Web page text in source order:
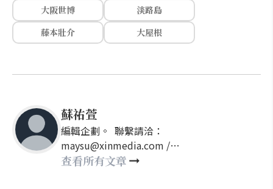
大阪世博
淡路島
藤本壯介
大屋根
蘇祐萱
編輯企劃。 聯繫請洽：
maysu@xinmedia.com /
may860527@gmail.com
查看所有文章